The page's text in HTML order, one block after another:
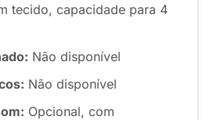
tecido, capacidade para 4
Não disponível
Não disponível
Opcional, com